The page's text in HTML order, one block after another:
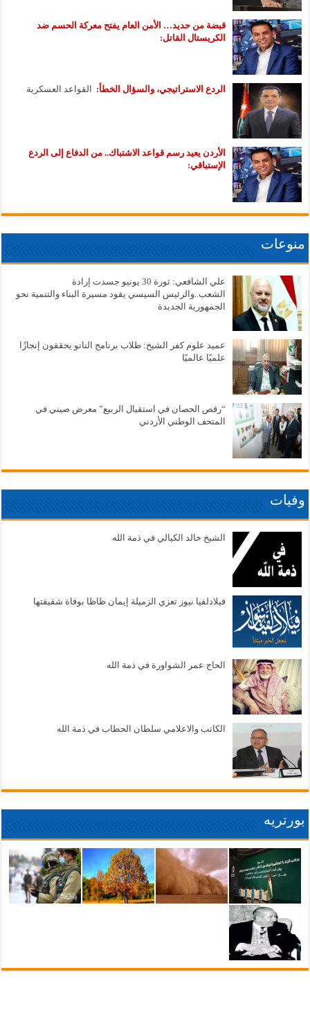
قبضة من حديد… الأمن العام يفتح معركة الحسم ضد
الكريستال القاتل:
الردع الاستراتيجي، والسؤال الخطأ: القواعد العسكرية
الأردن يعيد رسم قواعد الاشتباك.. من الدفاع إلى الردع
الإستباقي:
منوعات
علي الشافعي: ثورة 30 يونيو جسدت إرادة
الشعب..والرئيس السيسي يقود مسيرة البناء والتنمية نحو
الجمهورية الجديدة
عميد علوم كفر الشيخ: طلاب برنامج النانو يحققون إنجازًا
علميًا عالميًا
“رقص الحصان في استقبال الربيع” معرض صيني في
المتحف الوطني الأردني
وفيات
الشيخ خالد الكيالي في ذمة الله
فيلادلفيا نيوز تعزي الزميلة إيمان ظاظا بوفاة شقيقتها
الحاج عمر الشواورة في ذمة الله
الكاتب والاعلامي سلطان الحطاب في ذمة الله
بورتريه